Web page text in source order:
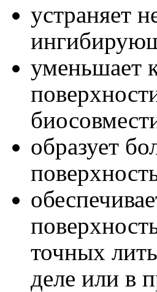
устраняет
уменьшает
образует
точных
деле или в